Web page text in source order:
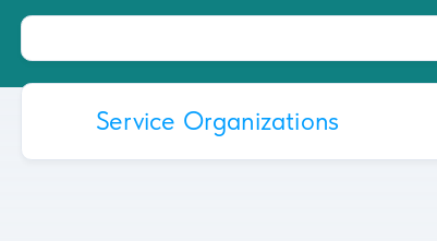
Service Organizations